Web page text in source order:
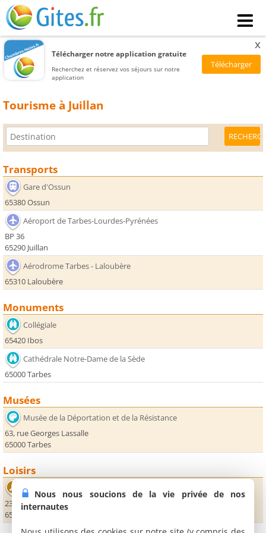
Télécharger notre application gratuite
Recherchez et réservez vos séjours sur notre
application
x
Tourisme à Juillan
Transports
Gare d'Ossun
65380 Ossun
Aéroport de Tarbes-Lourdes-Pyrénées
BP 36
65290 Juillan
Aérodrome Tarbes - Laloubère
65310 Laloubère
Monuments
Collégiale
65420 Ibos
Cathédrale Notre-Dame de la Sède
65000 Tarbes
Musées
Musée de la Déportation et de la Résistance
63, rue Georges Lassalle
65000 Tarbes
Loisirs
La Gespe
23, rue Paul Cézanne
65000 Tarbes
Nous nous soucions de la vie privée de nos
internautes